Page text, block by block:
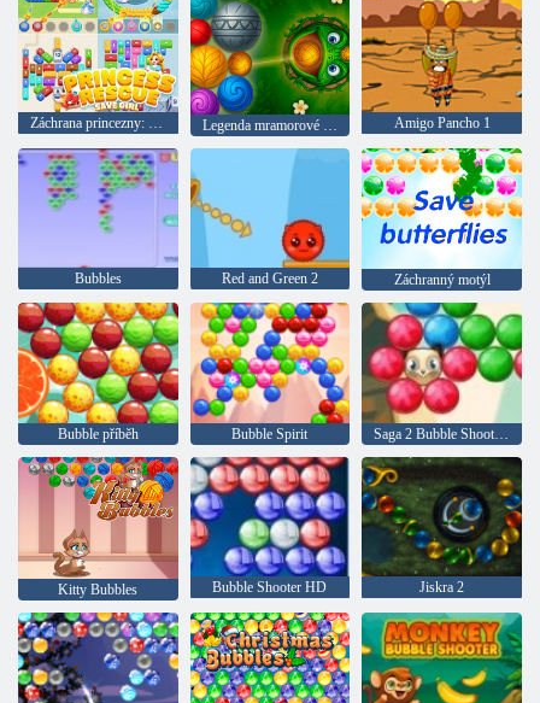
Záchrana princezny: Zachraňte dívku Amigo Pancho 1
Bubbles Red and Green 2 Záchranný motýl
Bubble příběh Bubble Spirit Saga 2 Bubble Shooter 2
Kitty Bubbles Bubble Shooter HD Jiskra 2